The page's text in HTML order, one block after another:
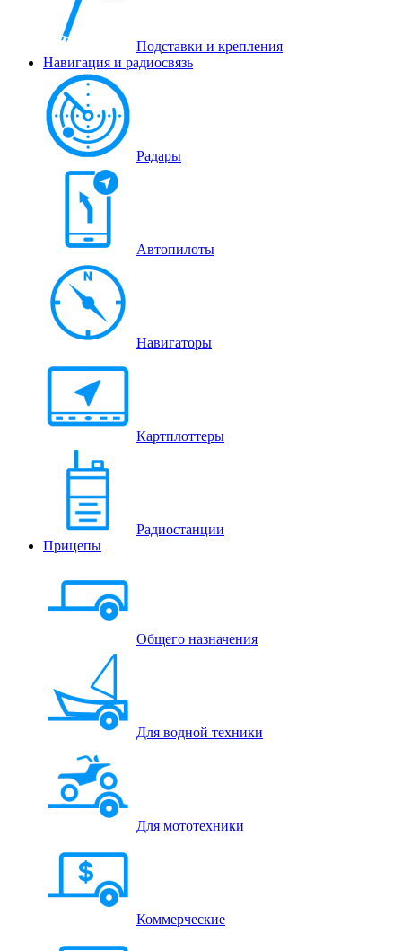
Подставки и крепления
Навигация и радиосвязь
Радары
Автопилоты
Навигаторы
Картплоттеры
Радиостанции
Прицепы
Общего назначения
Для водной техники
Для мототехники
Коммерческие